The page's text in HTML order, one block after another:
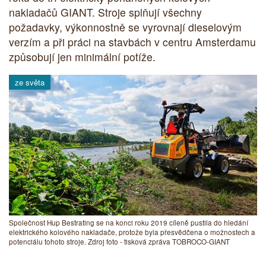
nakladačů GIANT. Stroje splňují všechny
požadavky, výkonnostně se vyrovnají dieselovým
verzím a při práci na stavbách v centru Amsterdamu
způsobují jen minimální potíže.
ze světa
Společnost Hup Bestrating se na konci roku 2019 cíleně pustila do hledání
elektrického kolového nakladače, protože byla přesvědčena o možnostech a
potenciálu tohoto stroje. Zdroj foto - tisková zpráva TOBROCO-GIANT